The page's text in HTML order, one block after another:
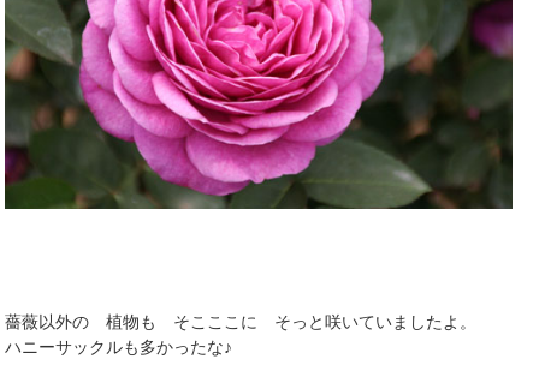
薔薇以外の 植物も そこここに そっと咲いていましたよ。
ハニーサックルも多かったな♪